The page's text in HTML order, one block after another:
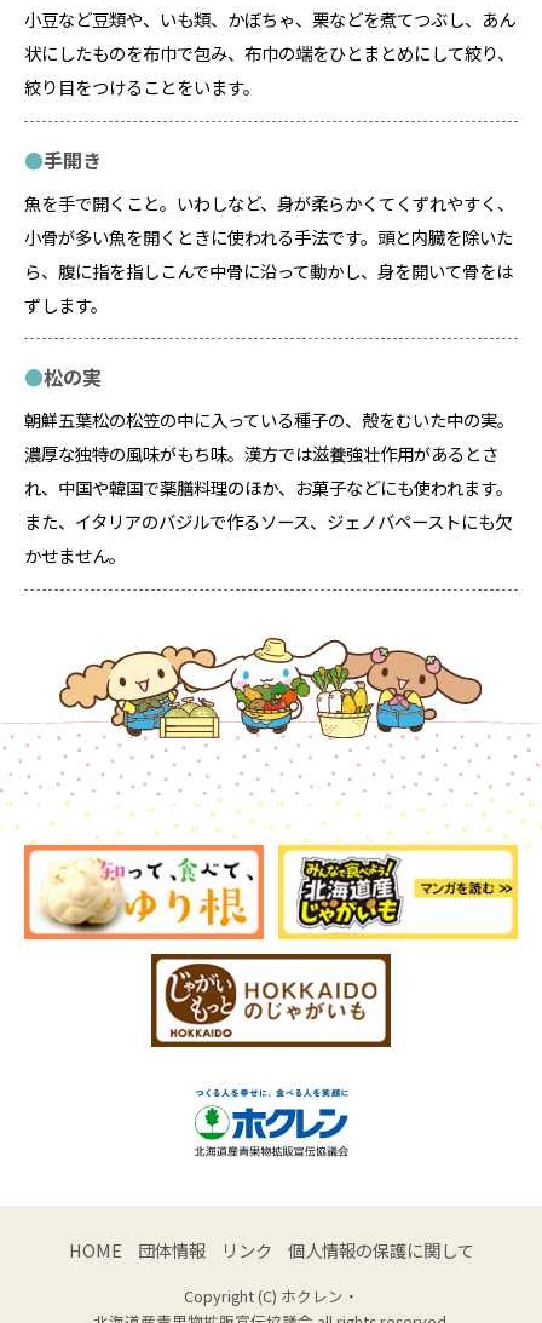
小豆など豆類や、いも類、かぼちゃ、栗などを煮てつぶし、あん
状にしたものを布巾で包み、布巾の端をひとまとめにして絞り、
絞り目をつけることをいます。
手開き
魚を手で開くこと。いわしなど、身が柔らかくてくずれやすく、
小骨が多い魚を開くときに使われる手法です。頭と内臓を除いた
ら、腹に指を指しこんで中骨に沿って動かし、身を開いて骨をは
ずします。
松の実
朝鮮五葉松の松笠の中に入っている種子の、殻をむいた中の実。
濃厚な独特の風味がもち味。漢方では滋養強壮作用があるとさ
れ、中国や韓国で薬膳料理のほか、お菓子などにも使われます。
また、イタリアのバジルで作るソース、ジェノバペーストにも欠
かせません。
HOME 団体情報 リンク 個人情報の保護に関して
Copyright (C) ホクレン・